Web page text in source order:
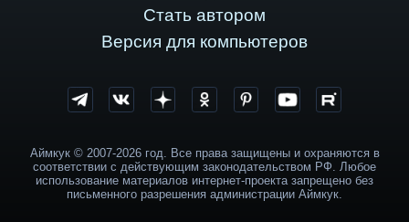
Стать автором
Версия для компьютеров
Аймкук © 2007-2026 год. Все права защищены и охраняются в
соответствии с действующим законодательством РФ. Любое
использование материалов интернет-проекта запрещено без
письменного разрешения администрации Аймкук.